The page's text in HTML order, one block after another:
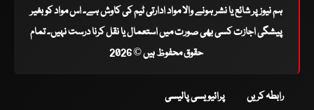
ہم نیوز پر شائع یا نشر ہونے والا مواد ادارتی ٹیم کی کاوش ہے۔ اس مواد کو بغیر
پیشگی اجازت کسی بھی صورت میں استعمال یا نقل کرنا درست نہیں۔ تمام
حقوق محفوظ ہیں © 2026
رابطہ کریں پرائیویسی پالیسی